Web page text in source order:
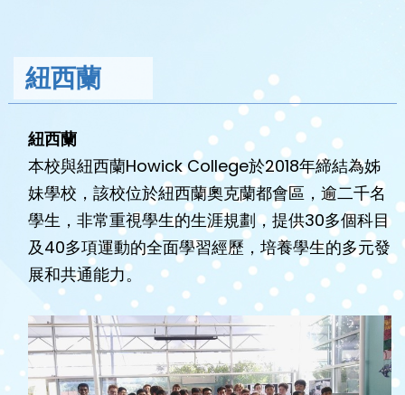
紐西蘭
紐西蘭
本校與紐西蘭Howick College於2018年締結為姊
妹學校，該校位於紐西蘭奧克蘭都會區，逾二千名
學生，非常重視學生的生涯規劃，提供30多個科目
及40多項運動的全面學習經歷，培養學生的多元發
展和共通能力。